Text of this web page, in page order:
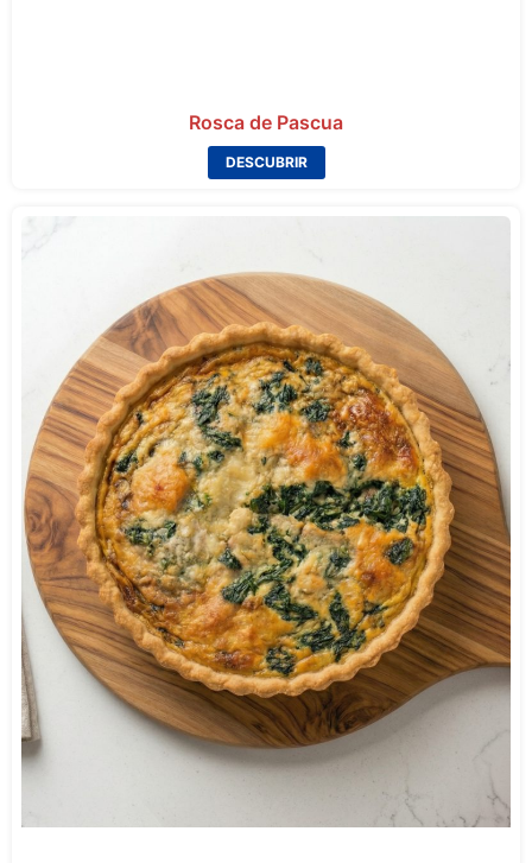
Rosca de Pascua
DESCUBRIR